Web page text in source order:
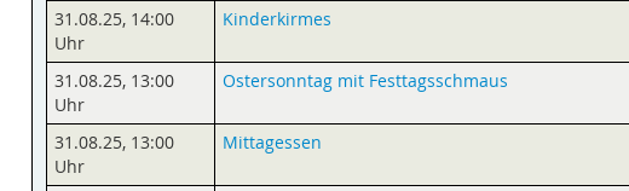
31.08.25, 14:00
Uhr
Kinderkirmes
31.08.25, 13:00
Uhr
Ostersonntag mit Festtagsschmaus
31.08.25, 13:00
Uhr
Mittagessen